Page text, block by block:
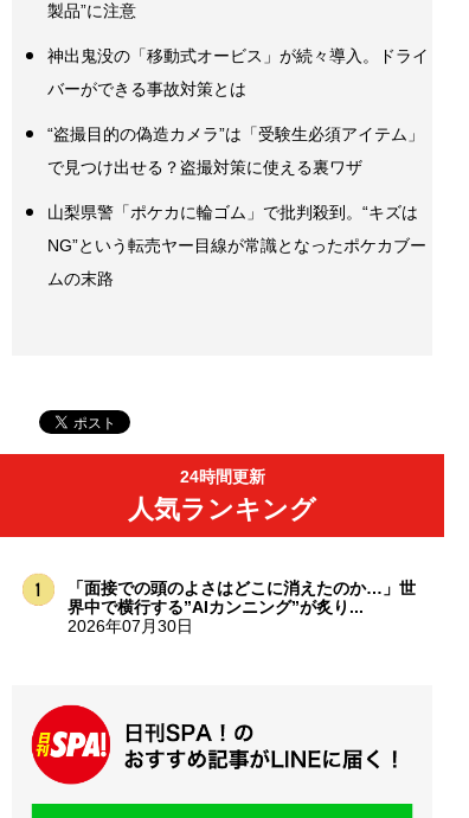
製品”に注意
神出鬼没の「移動式オービス」が続々導入。ドライ
バーができる事故対策とは
“盗撮目的の偽造カメラ”は「受験生必須アイテム」
で見つけ出せる？盗撮対策に使える裏ワザ
山梨県警「ポケカに輪ゴム」で批判殺到。“キズは
NG”という転売ヤー目線が常識となったポケカブー
ムの末路
24時間更新
人気ランキング
「面接での頭のよさはどこに消えたのか…」世
界中で横行する”AIカンニング”が炙り...
2026年07月30日